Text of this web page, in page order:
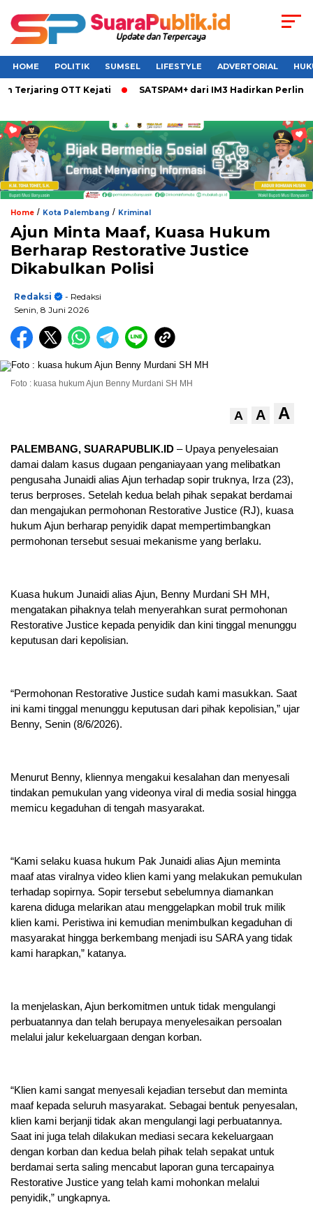
HOME POLITIK SUMSEL LIFESTYLE ADVERTORIAL
OTT Kejati SATSPAM+ dari IM3 Hadirkan
Home / Kota Palembang / Kriminal
Ajun Minta Maaf, Kuasa Hukum
Berharap Restorative Justice
Dikabulkan Polisi
Redaksi
- Redaksi
Senin, 8 Juni 2026
Foto : kuasa hukum Ajun Benny Murdani SH MH
A A A
PALEMBANG, SUARAPUBLIK.ID – Upaya penyelesaian
damai dalam kasus dugaan penganiayaan yang melibatkan
pengusaha Junaidi alias Ajun terhadap sopir truknya, Irza (23),
terus berproses. Setelah kedua belah pihak sepakat berdamai
dan mengajukan permohonan Restorative Justice (RJ), kuasa
hukum Ajun berharap penyidik dapat mempertimbangkan
permohonan tersebut sesuai mekanisme yang berlaku.
Kuasa hukum Junaidi alias Ajun, Benny Murdani SH MH,
mengatakan pihaknya telah menyerahkan surat permohonan
Restorative Justice kepada penyidik dan kini tinggal menunggu
keputusan dari kepolisian.
“Permohonan Restorative Justice sudah kami masukkan. Saat
ini kami tinggal menunggu keputusan dari pihak kepolisian,” ujar
Benny, Senin (8/6/2026).
Menurut Benny, kliennya mengakui kesalahan dan menyesali
tindakan pemukulan yang videonya viral di media sosial hingga
memicu kegaduhan di tengah masyarakat.
“Kami selaku kuasa hukum Pak Junaidi alias Ajun meminta
maaf atas viralnya video klien kami yang melakukan pemukulan
terhadap sopirnya. Sopir tersebut sebelumnya diamankan
karena diduga melarikan atau menggelapkan mobil truk milik
klien kami. Peristiwa ini kemudian menimbulkan kegaduhan di
masyarakat hingga berkembang menjadi isu SARA yang tidak
kami harapkan,” katanya.
Ia menjelaskan, Ajun berkomitmen untuk tidak mengulangi
perbuatannya dan telah berupaya menyelesaikan persoalan
melalui jalur kekeluargaan dengan korban.
“Klien kami sangat menyesali kejadian tersebut dan meminta
maaf kepada seluruh masyarakat. Sebagai bentuk penyesalan,
klien kami berjanji tidak akan mengulangi lagi perbuatannya.
Saat ini juga telah dilakukan mediasi secara kekeluargaan
dengan korban dan kedua belah pihak telah sepakat untuk
berdamai serta saling mencabut laporan guna tercapainya
Restorative Justice yang telah kami mohonkan melalui
penyidik,” ungkapnya.